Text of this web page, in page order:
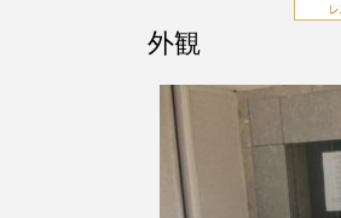
外観